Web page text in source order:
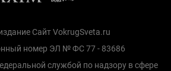
Сайт VokrugSveta.ru
номер ЭЛ № ФС 77 - 83686
службой по надзору в сфере